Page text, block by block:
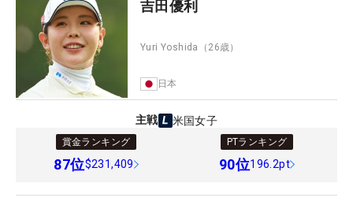
吉田優利
Yuri Yoshida （26歳）
日本
主戦 米国女子
賞金ランキング
87位$231,409
PTランキング
90位196.2pt